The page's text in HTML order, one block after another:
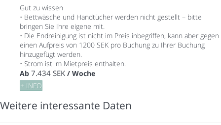
Gut zu wissen
• Bettwäsche und Handtücher werden nicht gestellt – bitte
bringen Sie Ihre eigene mit.
• Die Endreinigung ist nicht im Preis inbegriffen, kann aber gegen
einen Aufpreis von 1200 SEK pro Buchung zu Ihrer Buchung
hinzugefügt werden.
• Strom ist im Mietpreis enthalten.
Ab 7.434 SEK / Woche
+ INFO
Weitere interessante Daten